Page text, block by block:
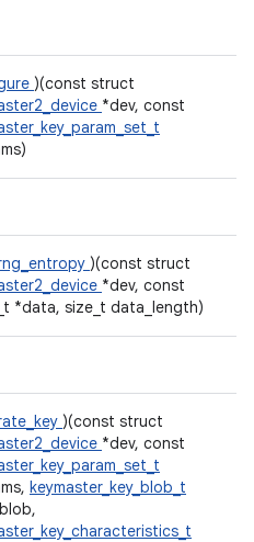
)(const struct
*dev, const
)(const struct
*dev, const
*data, size_t data_length)
)(const struct
*dev, const
keymaster_key_blob_t